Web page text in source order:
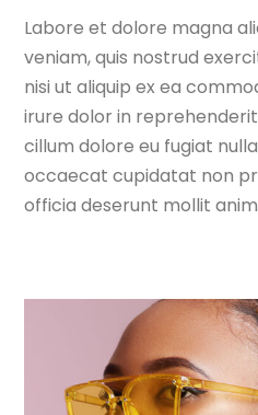
Labore et dolore magna
veniam, quis nostrud
nisi ut aliquip ex ea
irure dolor in
cillum dolore eu fugiat
occaecat cupidatat non
officia deserunt mollit